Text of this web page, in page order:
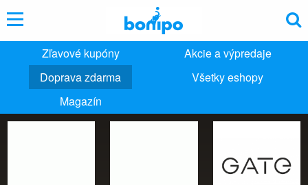
Zľavové kupóny
Akcie a výpredaje
Doprava zdarma
Všetky eshopy
Magazín